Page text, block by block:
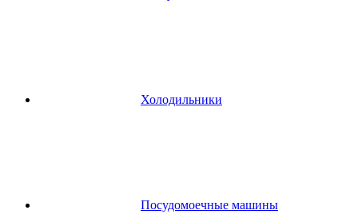
Холодильники
Посудомоечные машины